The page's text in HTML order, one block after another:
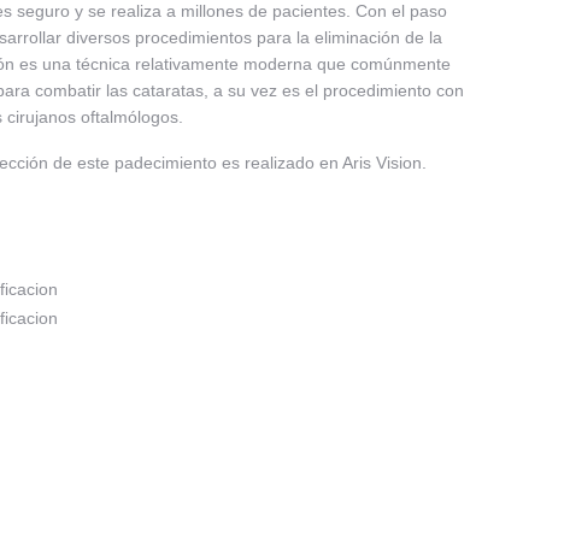
seguro y se realiza a millones de pacientes. Con el paso
diversos procedimientos para la eliminación de la
es una técnica relativamente moderna que comúnmente
combatir las cataratas, a su vez es el procedimiento con
oftalmólogos.
de este padecimiento es realizado en Aris Vision.